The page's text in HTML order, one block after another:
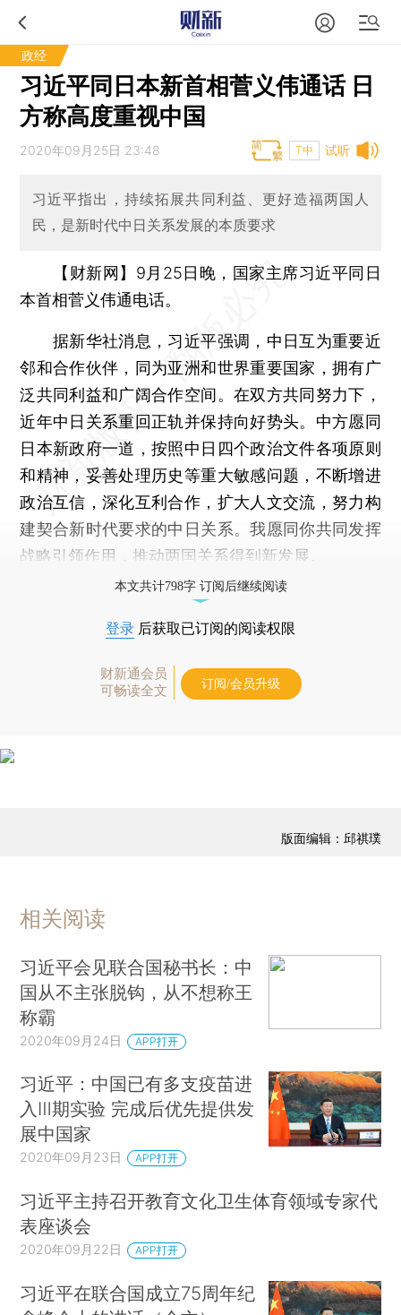
政经
习近平同日本新首相菅义伟通话 日
方称高度重视中国
试听
2020年09月25日 23:48 T中
习近平指出，持续拓展共同利益、更好造福两国人
民，是新时代中日关系发展的本质要求
【财新网】 9月25日晚，国家主席习近平同日
本首相菅义伟通电话。
据新华社消息，习近平强调，中日互为重要近
邻和合作伙伴，同为亚洲和世界重要国家，拥有广
泛共同利益和广阔合作空间。在双方共同努力下，
近年中日关系重回正轨并保持向好势头。中方愿同
日本新政府一道，按照中日四个政治文件各项原则
和精神，妥善处理历史等重大敏感问题，不断增进
政治互信，深化互利合作，扩大人文交流，努力构
建契合新时代要求的中日关系。我愿同你共同发挥
战略引领作用，推动两国关系得到新发展。
本文共计798字 订阅后继续阅读
登录 后获取已订阅的阅读权限
财新通会员
可畅读全文
订阅/会员升级
版面编辑：邱祺璞
相关阅读
习近平会见联合国秘书长：中
国从不主张脱钩，从不想称王
称霸
2020年09月24日 APP打开
习近平：中国已有多支疫苗进
入Ⅲ期实验 完成后优先提供发
展中国家
2020年09月23日 APP打开
习近平主持召开教育文化卫生体育领域专家代
表座谈会
2020年09月22日 APP打开
习近平在联合国成立75周年纪